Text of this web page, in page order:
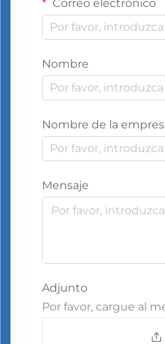
Correo electrónico
Nombre
Nombre de la
Mensaje
Adjunto
Por favor, cargue al